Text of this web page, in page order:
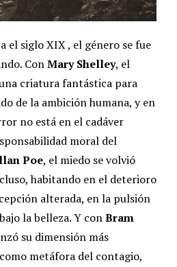
el siglo XIX , el género se fue
ConMary Shelley, el
criatura fantástica para
de la ambición humana, y en
no está en el cadáver
moral del
Poe, el miedo se volvió
habitando en el deterioro
alterada, en la pulsión
la belleza. Y conBram
su dimensión más
metáfora del contagio,